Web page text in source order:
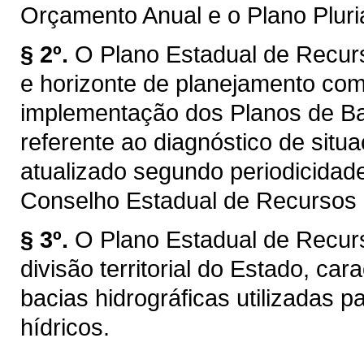
Orçamento Anual e o Plano
§ 2º. O Plano Estadual de
e horizonte de planejamento
implementação dos Planos de
referente ao diagnóstico de
atualizado segundo
Conselho Estadual de
§ 3º. O Plano Estadual de
divisão territorial do Estado,
bacias hidrográficas utilizadas
hídricos.